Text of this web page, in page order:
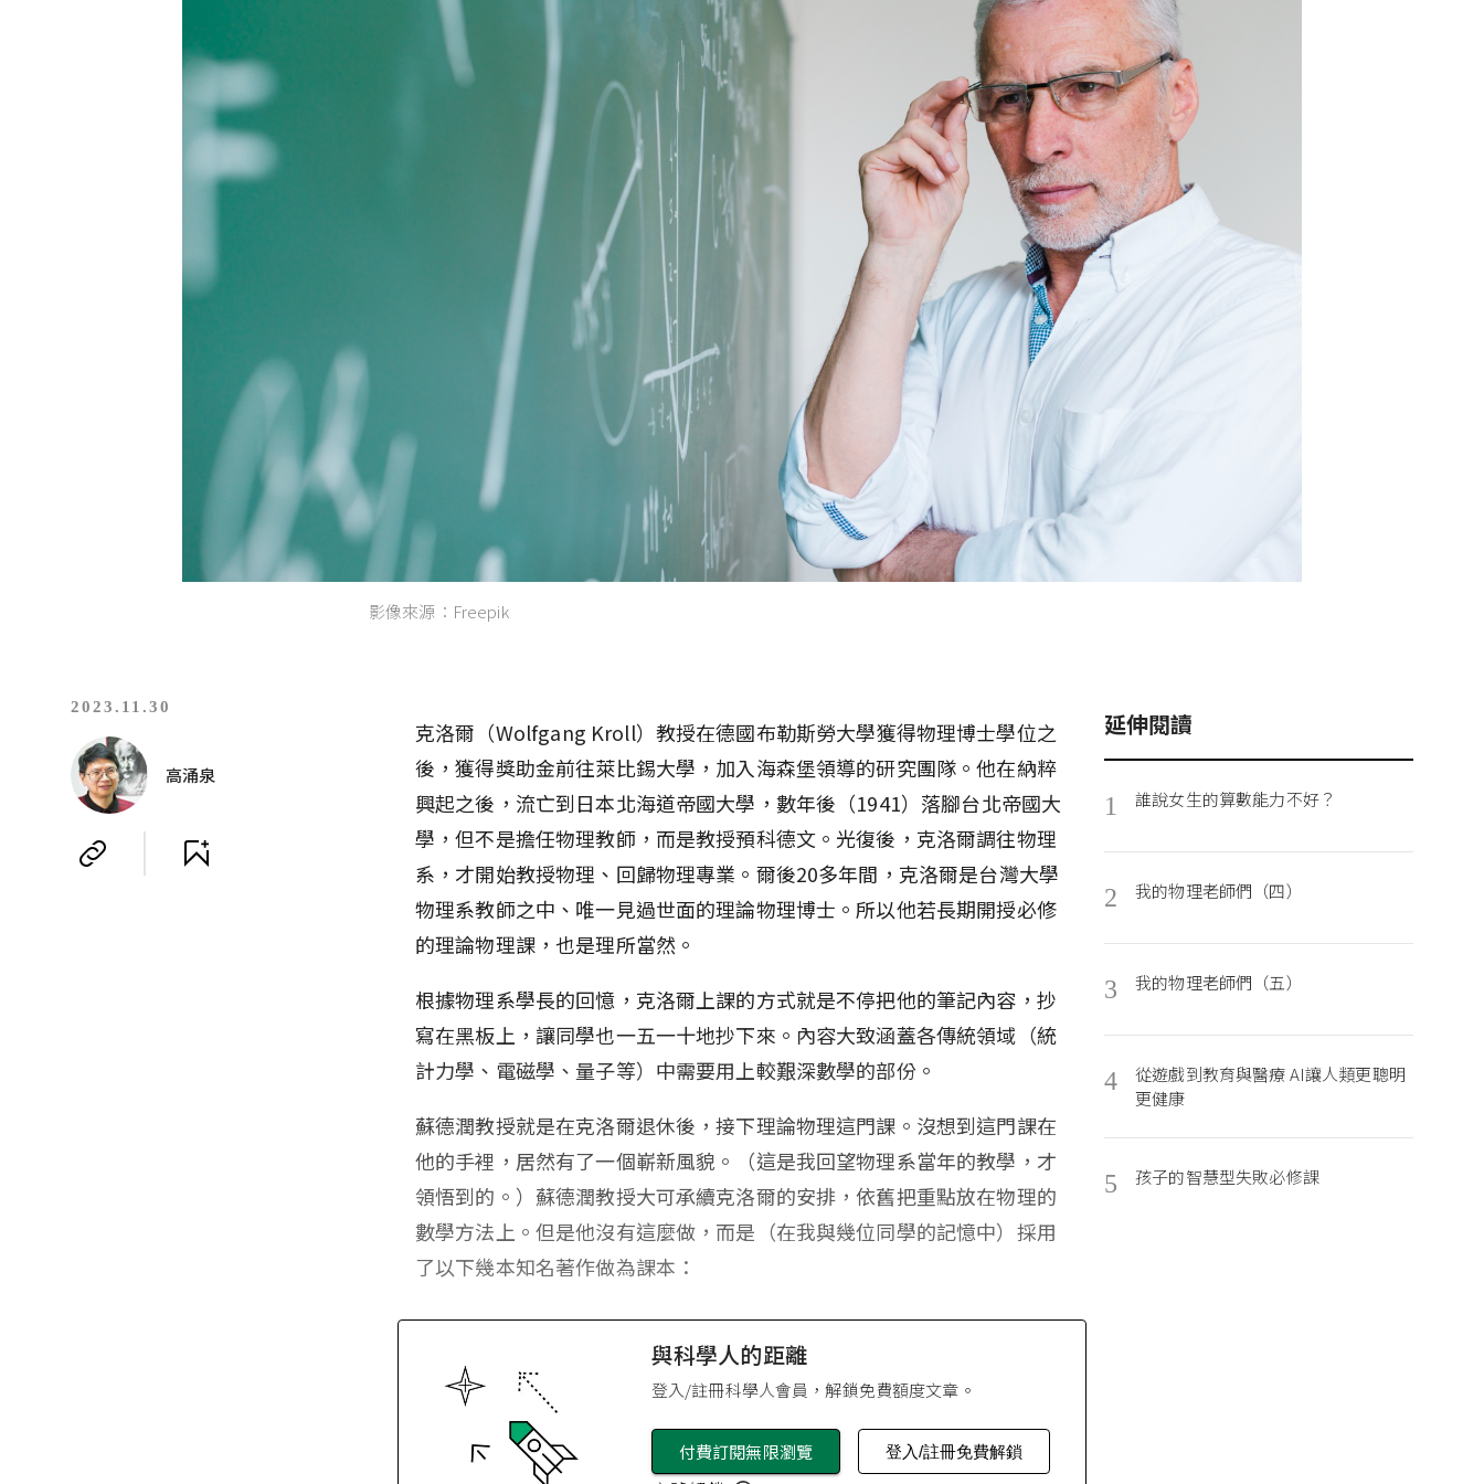
影像來源：Freepik
2023.11.30
高涌泉
克洛爾（Wolfgang Kroll）教授在德國布勒斯勞大學獲得物理博士學位之
後，獲得獎助金前往萊比錫大學，加入海森堡領導的研究團隊。他在納粹
興起之後，流亡到日本北海道帝國大學，數年後（1941）落腳台北帝國大
學，但不是擔任物理教師，而是教授預科德文。光復後，克洛爾調往物理
系，才開始教授物理、回歸物理專業。爾後20多年間，克洛爾是台灣大學
物理系教師之中、唯一見過世面的理論物理博士。所以他若長期開授必修
的理論物理課，也是理所當然。
根據物理系學長的回憶，克洛爾上課的方式就是不停把他的筆記內容，抄
寫在黑板上，讓同學也一五一十地抄下來。內容大致涵蓋各傳統領域（統
計力學、電磁學、量子等）中需要用上較艱深數學的部份。
蘇德潤教授就是在克洛爾退休後，接下理論物理這門課。沒想到這門課在
他的手裡，居然有了一個嶄新風貌。（這是我回望物理系當年的教學，才
領悟到的。）蘇德潤教授大可承續克洛爾的安排，依舊把重點放在物理的
數學方法上。但是他沒有這麼做，而是（在我與幾位同學的記憶中）採用
了以下幾本知名著作做為課本：
延伸閱讀
1 誰說女生的算數能力不好？
2 我的物理老師們（四）
3 我的物理老師們（五）
4
從遊戲到教育與醫療 AI讓人類更聰明
更健康
5 孩子的智慧型失敗必修課
與科學人的距離
登入/註冊科學人會員，解鎖免費額度文章。
付費訂閱無限瀏覽 登入/註冊免費解鎖